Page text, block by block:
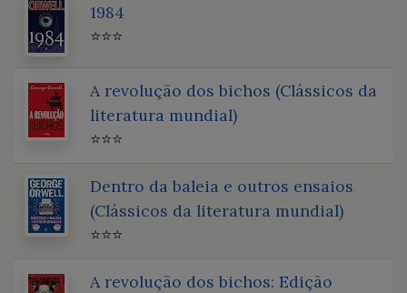
1984
⭐⭐⭐
A revolução dos bichos (Clássicos da
literatura mundial)
⭐⭐⭐
Dentro da baleia e outros ensaios
(Clássicos da literatura mundial)
⭐⭐⭐
A revolução dos bichos: Edição